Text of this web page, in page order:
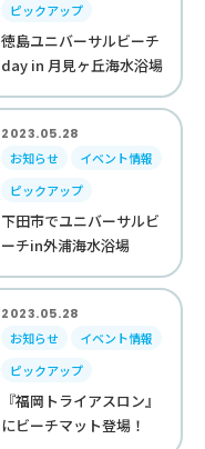
ピックアップ
徳島ユニバーサルビーチ
day in 月見ヶ丘海水浴場
2023.05.28
お知らせ
イベント情報
ピックアップ
下田市でユニバーサルビ
ーチin外浦海水浴場
2023.05.28
お知らせ
イベント情報
ピックアップ
『福岡トライアスロン』
にビーチマット登場！